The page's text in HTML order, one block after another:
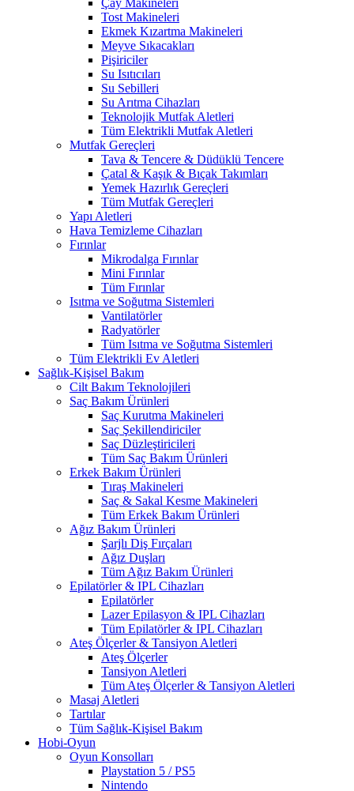
Çay Makineleri
Tost Makineleri
Ekmek Kızartma Makineleri
Meyve Sıkacakları
Pişiriciler
Su Isıtıcıları
Su Sebilleri
Su Arıtma Cihazları
Teknolojik Mutfak Aletleri
Tüm Elektrikli Mutfak Aletleri
Mutfak Gereçleri
Tava & Tencere & Düdüklü Tencere
Çatal & Kaşık & Bıçak Takımları
Yemek Hazırlık Gereçleri
Tüm Mutfak Gereçleri
Yapı Aletleri
Hava Temizleme Cihazları
Fırınlar
Mikrodalga Fırınlar
Mini Fırınlar
Tüm Fırınlar
Isıtma ve Soğutma Sistemleri
Vantilatörler
Radyatörler
Tüm Isıtma ve Soğutma Sistemleri
Tüm Elektrikli Ev Aletleri
Sağlık-Kişisel Bakım
Cilt Bakım Teknolojileri
Saç Bakım Ürünleri
Saç Kurutma Makineleri
Saç Şekillendiriciler
Saç Düzleştiricileri
Tüm Saç Bakım Ürünleri
Erkek Bakım Ürünleri
Tıraş Makineleri
Saç & Sakal Kesme Makineleri
Tüm Erkek Bakım Ürünleri
Ağız Bakım Ürünleri
Şarjlı Diş Fırçaları
Ağız Duşları
Tüm Ağız Bakım Ürünleri
Epilatörler & IPL Cihazları
Epilatörler
Lazer Epilasyon & IPL Cihazları
Tüm Epilatörler & IPL Cihazları
Ateş Ölçerler & Tansiyon Aletleri
Ateş Ölçerler
Tansiyon Aletleri
Tüm Ateş Ölçerler & Tansiyon Aletleri
Masaj Aletleri
Tartılar
Tüm Sağlık-Kişisel Bakım
Hobi-Oyun
Oyun Konsolları
Playstation 5 / PS5
Nintendo